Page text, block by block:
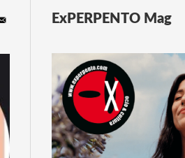
ExPERPENTO Mag